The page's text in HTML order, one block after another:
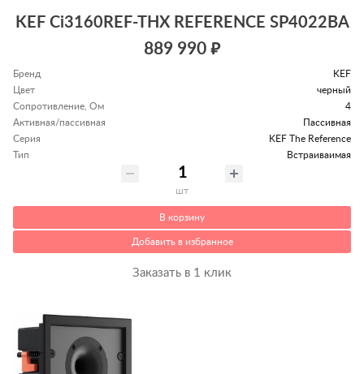
KEF Ci3160REF-THX REFERENCE SP4022BA
889 990 ₽
Бренд
KEF
Цвет
черный
Сопротивление, Ом
4
Активная/пассивная
Пассивная
Серия
KEF The Reference
Тип
Встраиваимая
шт
В корзину
Добавить в избранное
Заказать в 1 клик